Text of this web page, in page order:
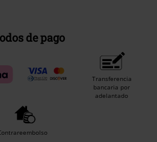
de pago
Transferencia
bancaria por
adelantado